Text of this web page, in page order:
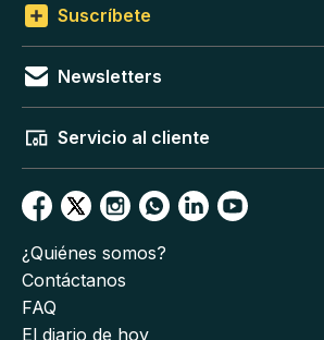
Suscríbete
Newsletters
Servicio al cliente
¿Quiénes somos?
Contáctanos
FAQ
El diario de hoy